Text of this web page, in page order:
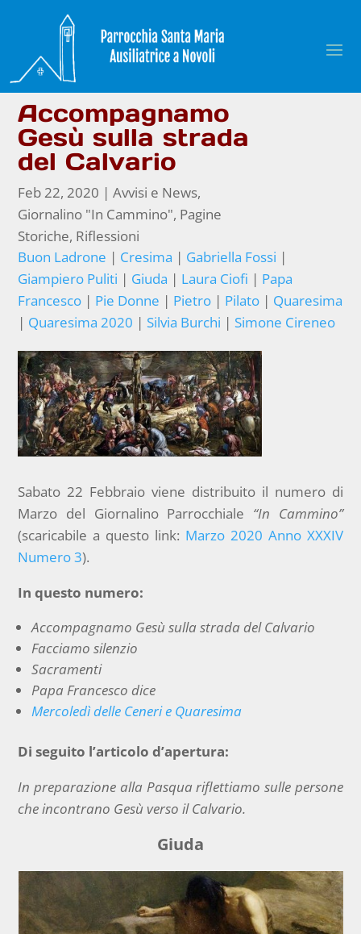
Accompagnamo
Gesù sulla strada
del Calvario
Feb 22, 2020 |Avvisi e News,
Giornalino "In Cammino", Pagine
Storiche, Riflessioni
Buon Ladrone | Cresima | Gabriella Fossi |
Giampiero Puliti | Giuda | Laura Ciofi | Papa
Francesco | Pie Donne | Pietro | Pilato | Quaresima
| Quaresima 2020 | Silvia Burchi | Simone Cireneo
Sabato 22 Febbraio viene distribuito il numero di
Marzo del Giornalino Parrocchiale “In Cammino”
(scaricabile a questo link: Marzo 2020 Anno XXXIV
Numero 3).
In questo numero:
Accompagnamo Gesù sulla strada del Calvario
Facciamo silenzio
Sacramenti
Papa Francesco dice
Mercoledì delle Ceneri e Quaresima
Di seguito l’articolo d’apertura:
In preparazione alla Pasqua riflettiamo sulle persone
che incontrano Gesù verso il Calvario.
Giuda